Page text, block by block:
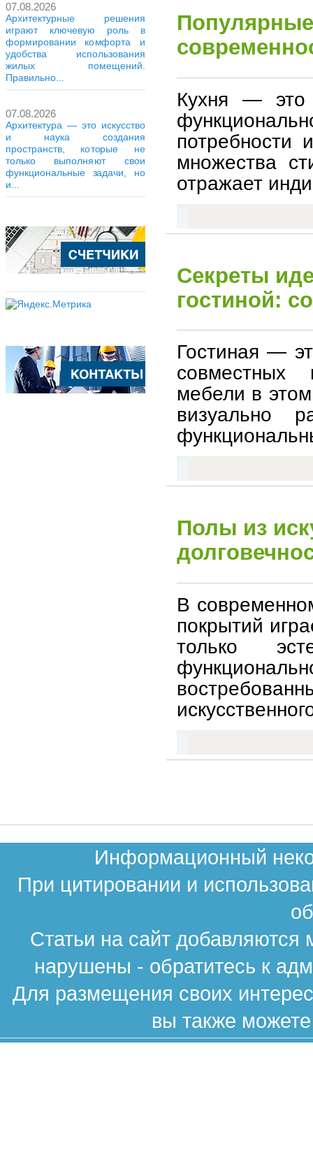
07.08.2026
Архитектурные решения
играют ключевую роль в
формировании комфорта и
удобства использования
жилых помещений.
Правильно...
07.08.2026
Архитектура — это искусство
и наука создания
пространств, которые не
только выполняют свои
функциональные задачи, но
и...
Кухня — это
потребности
множества
отражает
Секреты
гостиной:
Гостиная —
совместных
мебели в
визуально
Полы из
В
покрытий
только
Информационный
При цитировании и
Статьи на сайт
нарушены - обратитесь к
Для размещения своих
вы также